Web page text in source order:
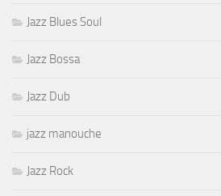
Jazz Blues Soul
Jazz Bossa
Jazz Dub
jazz manouche
Jazz Rock